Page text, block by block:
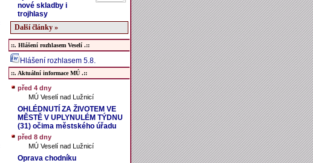
nové skladby i
trojhlasy
Další články »
::. Hlášení rozhlasem Veselí .::
Hlášení rozhlasem 5.8.
::. Aktuální informace MÚ .::
před 4 dny
MÚ Veselí nad Lužnicí
OHLÉDNUTÍ ZA ŽIVOTEM VE
MĚSTĚ V UPLYNULÉM TÝDNU
(31) očima městského úřadu
před 8 dny
MÚ Veselí nad Lužnicí
Oprava chodníku